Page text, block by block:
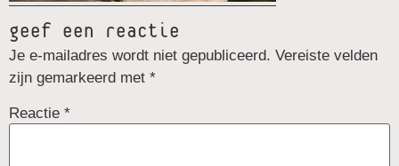
geef een reactie
Je e-mailadres wordt niet gepubliceerd. Vereiste velden
zijn gemarkeerd met *
Reactie *